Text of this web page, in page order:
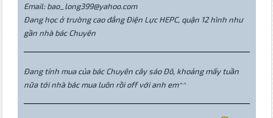
Email: bao_long399@yahoo.com
Đang học ở trường cao đẳng Điện Lực HEPC, quận 12 hình như
gần nhà bác Chuyên
Đang tính mua của bác Chuyên cây sáo Đô, khoảng mấy tuần
nữa tới nhà bác mua luôn rồi off với anh em^^